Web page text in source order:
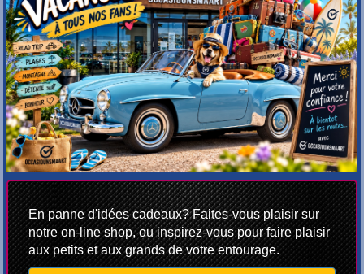
En panne d'idées cadeaux? Faites-vous plaisir sur
notre on-line shop, ou inspirez-vous pour faire plaisir
aux petits et aux grands de votre entourage.